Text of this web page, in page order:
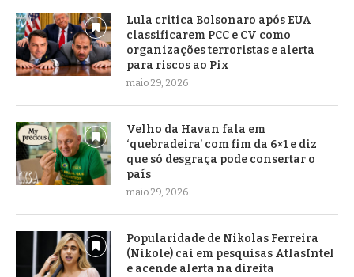
Lula critica Bolsonaro após EUA
classificarem PCC e CV como
organizações terroristas e alerta
para riscos ao Pix
maio 29, 2026
Velho da Havan fala em
‘quebradeira’ com fim da 6×1 e diz
que só desgraça pode consertar o
país
maio 29, 2026
Popularidade de Nikolas Ferreira
(Nikole) cai em pesquisas AtlasIntel
e acende alerta na direita